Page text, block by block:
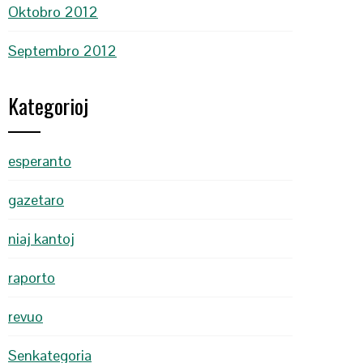
Oktobro 2012
Septembro 2012
Kategorioj
esperanto
gazetaro
niaj kantoj
raporto
revuo
Senkategoria